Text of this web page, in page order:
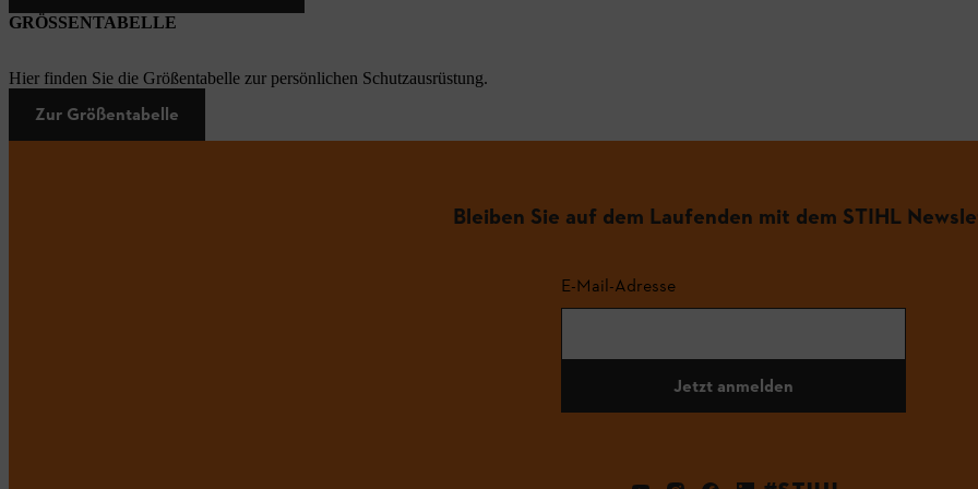
GRÖSSENTABELLE
Hier finden Sie die Größentabelle zur persönlichen Schutzausrüstung.
Zur Größentabelle
Bleiben Sie auf dem Laufenden mit dem STIHL
E-Mail-Adresse
Jetzt anmelden